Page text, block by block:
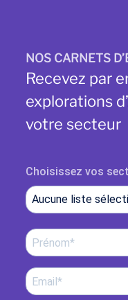
NOS CARNETS
Recevez par
explorations
votre secteur
Choisissez vos
Aucune liste